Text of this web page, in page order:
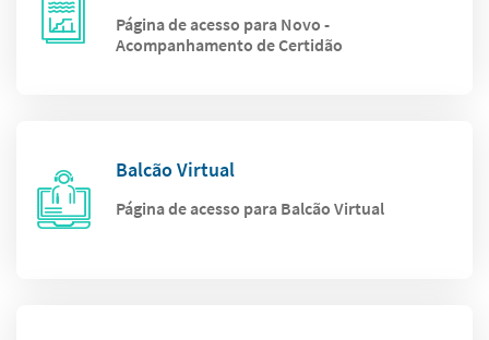
Página de acesso para Novo -
Acompanhamento de Certidão
Balcão Virtual
Página de acesso para Balcão Virtual